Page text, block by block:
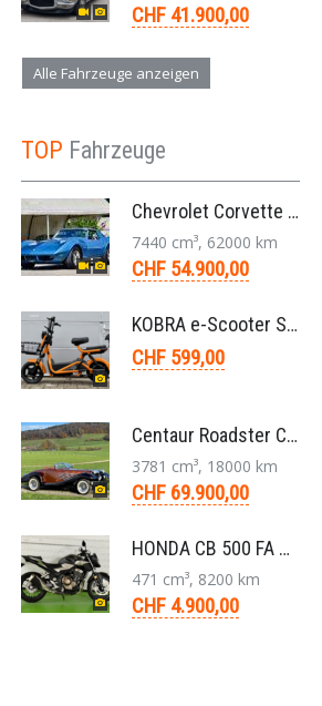
CHF 41.900,00
Alle Fahrzeuge anzeigen
TOP Fahrzeuge
Chevrolet Corvette Stingray Targa C3 454-V8 4-Gang 1974
7440 cm³, 62000 km
CHF 54.900,00
KOBRA e-Scooter SG G60 240 Watt
CHF 599,00
Centaur Roadster Convertible 3,8 V6 Aut. 1981
3781 cm³, 18000 km
CHF 69.900,00
HONDA CB 500 FA ABS Naked Bike 2020
471 cm³, 8200 km
CHF 4.900,00